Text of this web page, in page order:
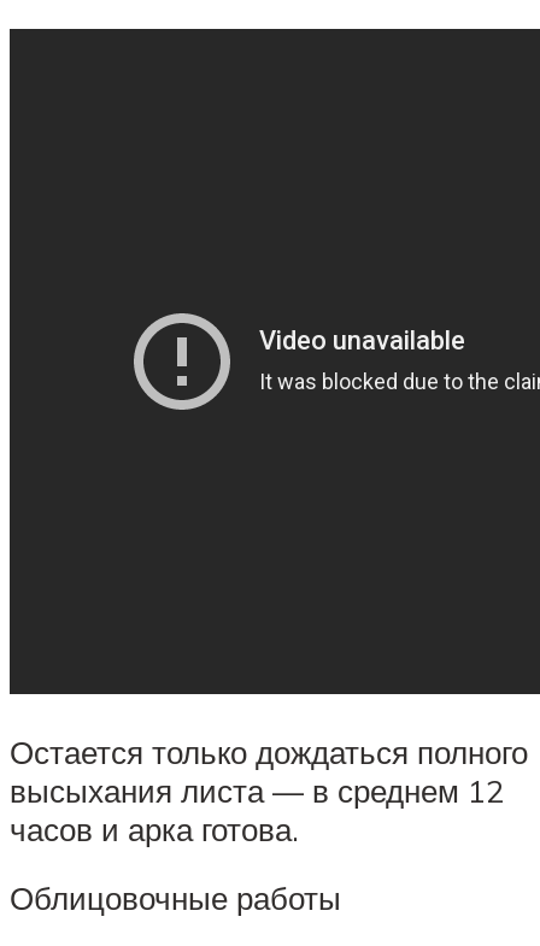
Остается только дождаться полного
высыхания листа — в среднем 12
часов и арка готова.
Облицовочные работы